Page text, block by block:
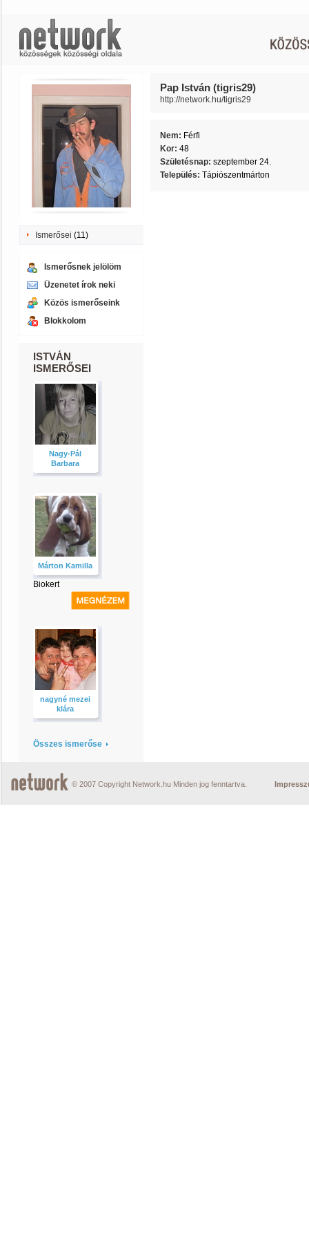
Ismerősei (11)
Ismerősnek jelölöm
Üzenetet írok neki
Közös ismerőseink
Blokkolom
ISTVÁN
ISMERŐSEI
Nagy-Pál
Barbara
Márton Kamilla
Biokert
nagyné mezei
klára
Összes ismerőse
Pap István (tigris29)
http://network.hu/tigris29
Nem: Férfi
Kor: 48
Születésnap: szeptember 24.
Település: Tápiószentmárton
© 2007 Copyright Network.hu Minden jog fenntartva.